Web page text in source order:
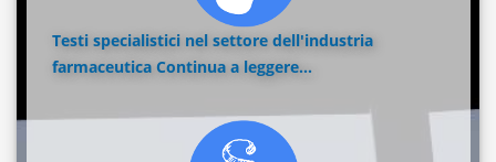
Testi specialistici nel settore dell'industria
farmaceutica Continua a leggere...